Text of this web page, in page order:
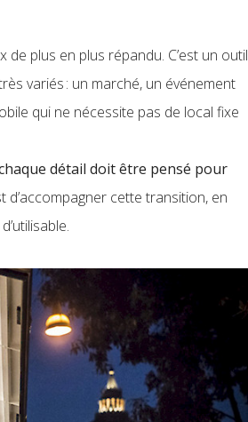
plus en plus répandu. C’est un outil
variés : un marché, un événement
qui ne nécessite pas de local fixe
détail doit être pensé pour
d’accompagner cette transition, en